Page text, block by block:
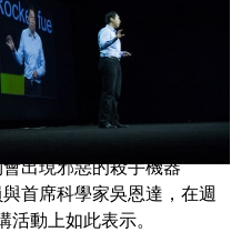
不會害了我們的性命，但
出現邪惡的殺手機器
首席科學家吳恩達，在週
活動上如此表示。